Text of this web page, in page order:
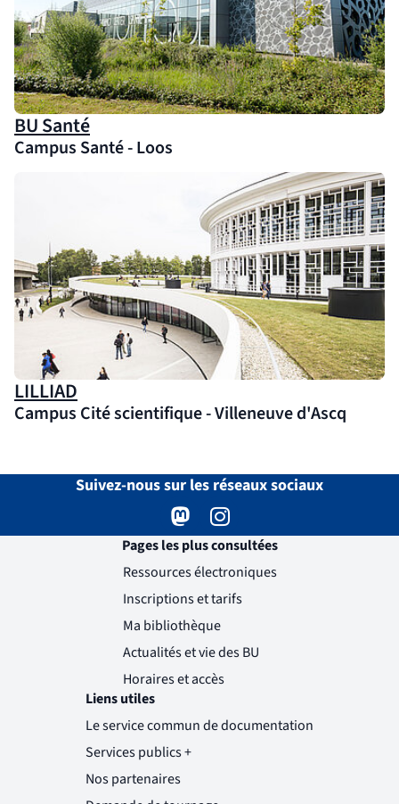
BU Santé(nouvelle fenêtre)
Campus Santé - Loos
LILLIAD
Campus Cité scientifique - Villeneuve d'Ascq
Suivez-nous sur les réseaux sociaux
Mastodon
( )
(nouvelle fenêtre)
Instagram
( )
(nouvelle fenêtre)
Pages les plus consultées
Ressources électroniques
Inscriptions et tarifs
Ma bibliothèque
Actualités et vie des BU
Horaires et accès
Liens utiles
Le service commun de documentation
Services publics +
(nouvelle fenêtre)
Nos partenaires